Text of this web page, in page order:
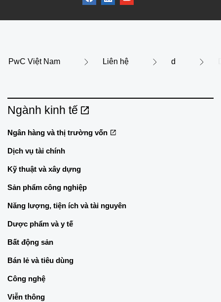
PwC Việt Nam Liên hệ d
Ngành kinh tế
Ngân hàng và thị trường vốn
Dịch vụ tài chính
Kỹ thuật và xây dựng
Sản phẩm công nghiệp
Năng lượng, tiện ích và tài nguyên
Dược phẩm và y tế
Bất động sản
Bán lẻ và tiêu dùng
Công nghệ
Viễn thông